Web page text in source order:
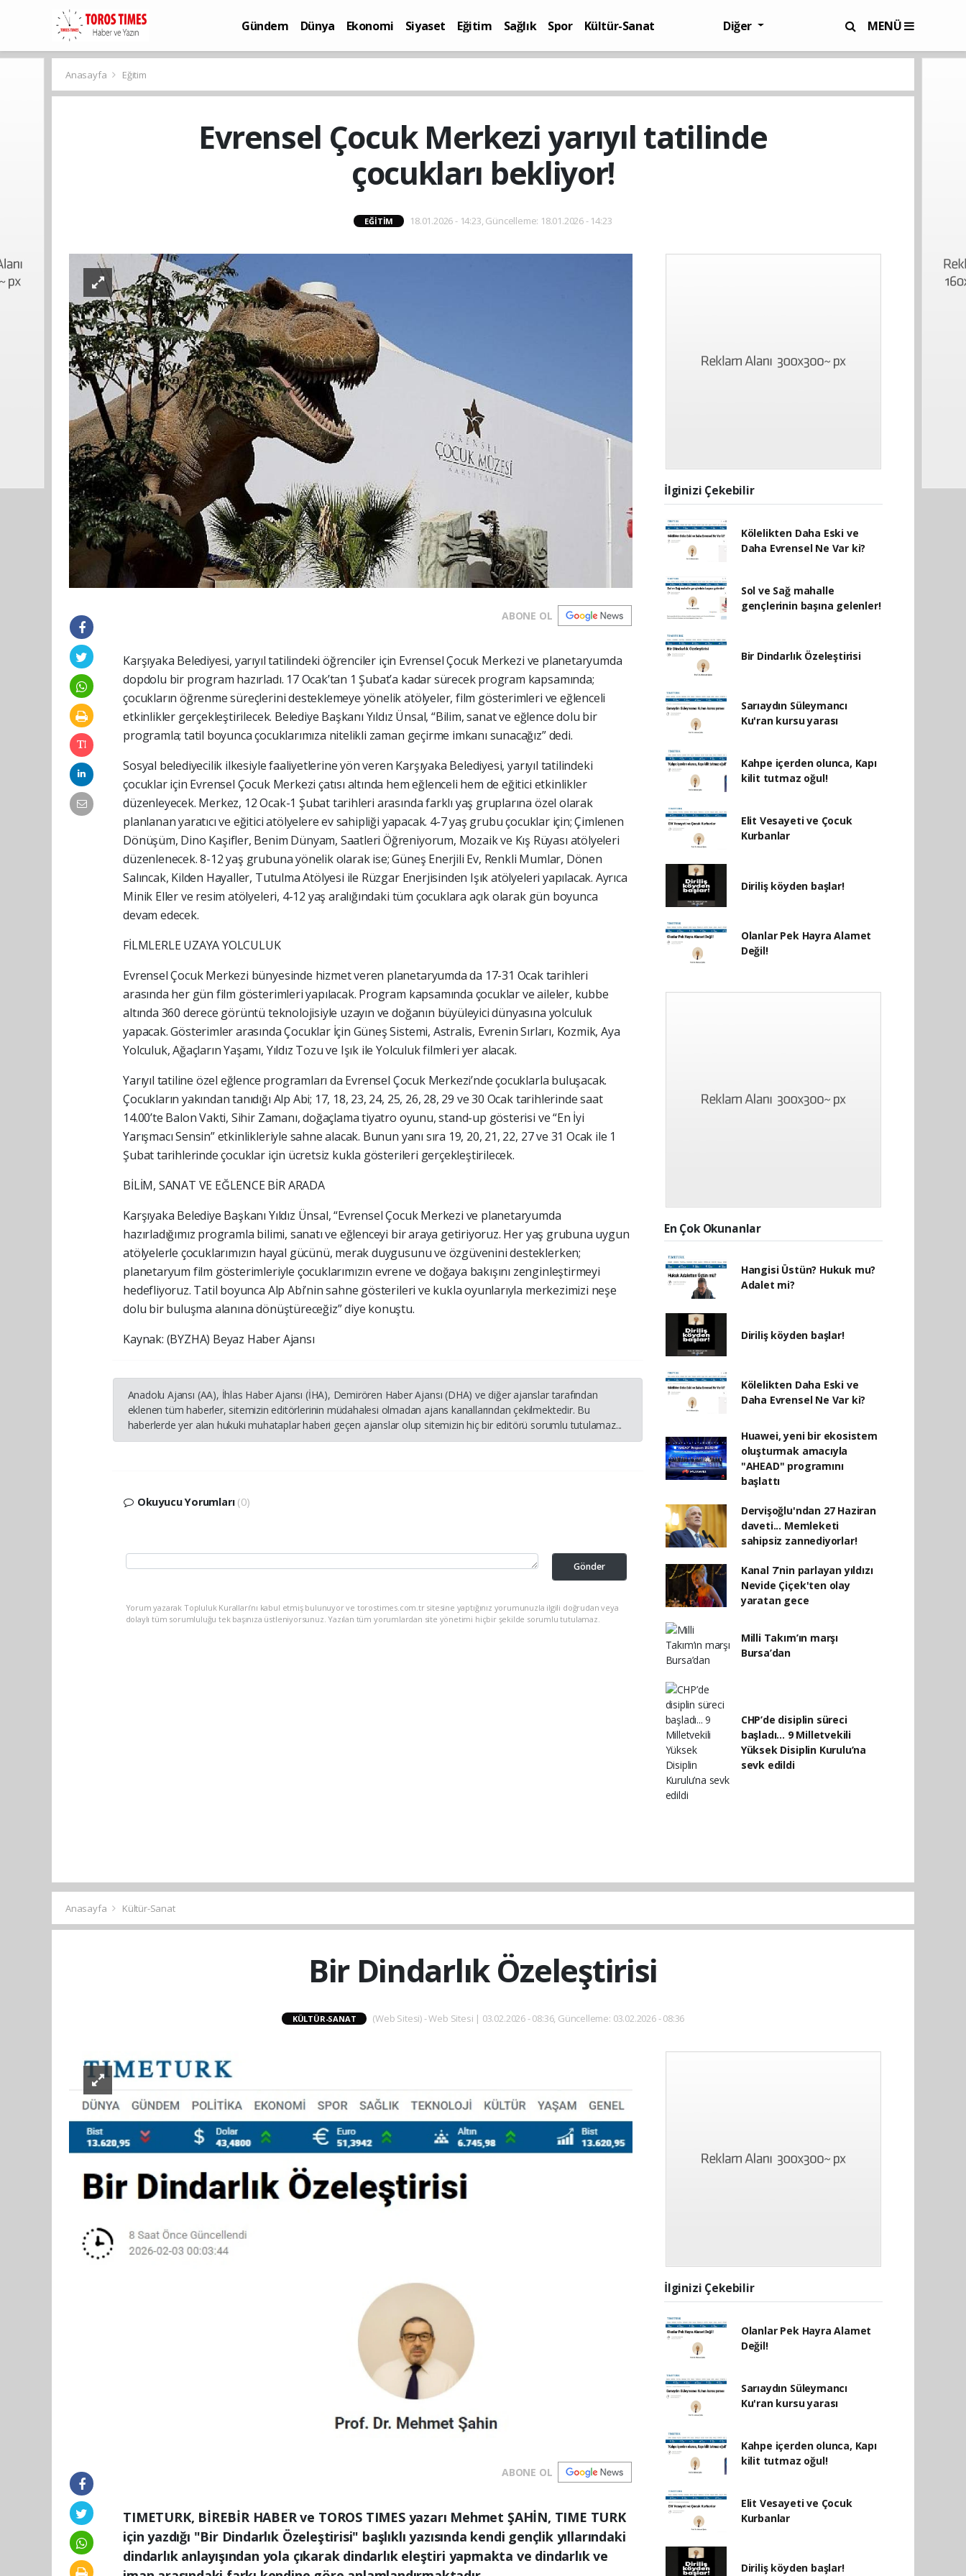
Gündem Dünya Ekonomi Siyaset Eğitim Sağlık Spor
Kültür-Sanat
Diğer MENÜ
Anasayfa Eğitim
Evrensel Çocuk Merkezi yarıyıl tatilinde
çocukları bekliyor!
EĞITIM 18.01.2026 - 14:23, Güncelleme: 18.01.2026 - 14:23
ABONE OL
Karşıyaka Belediyesi, yarıyıl tatilindeki öğrenciler için Evrensel Çocuk Merkezi ve planetaryumda
dopdolu bir program hazırladı. 17 Ocak’tan 1 Şubat’a kadar sürecek program kapsamında;
çocukların öğrenme süreçlerini desteklemeye yönelik atölyeler, film gösterimleri ve eğlenceli
etkinlikler gerçekleştirilecek. Belediye Başkanı Yıldız Ünsal, “Bilim, sanat ve eğlence dolu bir
programla; tatil boyunca çocuklarımıza nitelikli zaman geçirme imkanı sunacağız” dedi.
Sosyal belediyecilik ilkesiyle faaliyetlerine yön veren Karşıyaka Belediyesi, yarıyıl tatilindeki
çocuklar için Evrensel Çocuk Merkezi çatısı altında hem eğlenceli hem de eğitici etkinlikler
düzenleyecek. Merkez, 12 Ocak-1 Şubat tarihleri arasında farklı yaş gruplarına özel olarak
planlanan yaratıcı ve eğitici atölyelere ev sahipliği yapacak. 4-7 yaş grubu çocuklar için; Çimlenen
Dönüşüm, Dino Kaşifler, Benim Dünyam, Saatleri Öğreniyorum, Mozaik ve Kış Rüyası atölyeleri
düzenlenecek. 8-12 yaş grubuna yönelik olarak ise; Güneş Enerjili Ev, Renkli Mumlar, Dönen
Salıncak, Kilden Hayaller, Tutulma Atölyesi ile Rüzgar Enerjisinden Işık atölyeleri yapılacak. Ayrıca
Minik Eller ve resim atölyeleri, 4-12 yaş aralığındaki tüm çocuklara açık olarak gün boyunca
devam edecek.
FİLMLERLE UZAYA YOLCULUK
Evrensel Çocuk Merkezi bünyesinde hizmet veren planetaryumda da 17-31 Ocak tarihleri
arasında her gün film gösterimleri yapılacak. Program kapsamında çocuklar ve aileler, kubbe
altında 360 derece görüntü teknolojisiyle uzayın ve doğanın büyüleyici dünyasına yolculuk
yapacak. Gösterimler arasında Çocuklar İçin Güneş Sistemi, Astralis, Evrenin Sırları, Kozmik, Aya
Yolculuk, Ağaçların Yaşamı, Yıldız Tozu ve Işık ile Yolculuk filmleri yer alacak.
Yarıyıl tatiline özel eğlence programları da Evrensel Çocuk Merkezi’nde çocuklarla buluşacak.
Çocukların yakından tanıdığı Alp Abi; 17, 18, 23, 24, 25, 26, 28, 29 ve 30 Ocak tarihlerinde saat
14.00’te Balon Vakti, Sihir Zamanı, doğaçlama tiyatro oyunu, stand-up gösterisi ve “En İyi
Yarışmacı Sensin” etkinlikleriyle sahne alacak. Bunun yanı sıra 19, 20, 21, 22, 27 ve 31 Ocak ile 1
Şubat tarihlerinde çocuklar için ücretsiz kukla gösterileri gerçekleştirilecek.
BİLİM, SANAT VE EĞLENCE BİR ARADA
Karşıyaka Belediye Başkanı Yıldız Ünsal, “Evrensel Çocuk Merkezi ve planetaryumda
hazırladığımız programla bilimi, sanatı ve eğlenceyi bir araya getiriyoruz. Her yaş grubuna uygun
atölyelerle çocuklarımızın hayal gücünü, merak duygusunu ve özgüvenini desteklerken;
planetaryum film gösterimleriyle çocuklarımızın evrene ve doğaya bakışını zenginleştirmeyi
hedefliyoruz. Tatil boyunca Alp Abi’nin sahne gösterileri ve kukla oyunlarıyla merkezimizi neşe
dolu bir buluşma alanına dönüştüreceğiz” diye konuştu.
Kaynak: (BYZHA) Beyaz Haber Ajansı
Anadolu Ajansı (AA), İhlas Haber Ajansı (İHA), Demirören Haber Ajansı (DHA) ve diğer ajanslar tarafından
eklenen tüm haberler, sitemizin editörlerinin müdahalesi olmadan ajans kanallarından çekilmektedir. Bu
haberlerde yer alan hukuki muhataplar haberi geçen ajanslar olup sitemizin hiç bir editörü sorumlu tutulamaz...
Okuyucu Yorumları (0)
Gönder
Yorum yazarak Topluluk Kuralları’nı kabul etmiş bulunuyor ve torostimes.com.tr sitesine yaptığınız yorumunuzla ilgili doğrudan veya
dolaylı tüm sorumluluğu tek başınıza üstleniyorsunuz. Yazılan tüm yorumlardan site yönetimi hiçbir şekilde sorumlu tutulamaz.
İlginizi Çekebilir
Kölelikten Daha Eski ve
Daha Evrensel Ne Var ki?
Sol ve Sağ mahalle
gençlerinin başına gelenler!
Bir Dindarlık Özeleştirisi
Sarıaydın Süleymancı
Ku'ran kursu yarası
Kahpe içerden olunca, Kapı
kilit tutmaz oğul!
Elit Vesayeti ve Çocuk
Kurbanlar
Diriliş köyden başlar!
Olanlar Pek Hayra Alamet
Değil!
En Çok Okunanlar
Hangisi Üstün? Hukuk mu?
Adalet mi?
Diriliş köyden başlar!
Kölelikten Daha Eski ve
Daha Evrensel Ne Var ki?
Huawei, yeni bir ekosistem
oluşturmak amacıyla
"AHEAD" programını
başlattı
Dervişoğlu'ndan 27 Haziran
daveti... Memleketi
sahipsiz zannediyorlar!
Kanal 7’nin parlayan yıldızı
Nevide Çiçek'ten olay
yaratan gece
Milli Takım’ın marşı
Bursa’dan
CHP’de disiplin süreci
başladı... 9 Milletvekili
Yüksek Disiplin Kurulu’na
sevk edildi
Anasayfa Kültür-Sanat
Bir Dindarlık Özeleştirisi
KÜLTÜR-SANAT (Web Sitesi) - Web Sitesi | 03.02.2026 - 08:36, Güncelleme: 03.02.2026 - 08:36
ABONE OL
TIMETURK, BİREBİR HABER ve TOROS TIMES yazarı Mehmet ŞAHİN, TIME TURK
için yazdığı "Bir Dindarlık Özeleştirisi" başlıklı yazısında kendi gençlik yıllarındaki
dindarlık anlayışından yola çıkarak dindarlık eleştiri yapmakta ve dindarlık ve
İlginizi Çekebilir
Olanlar Pek Hayra Alamet
Değil!
Sarıaydın Süleymancı
Ku'ran kursu yarası
Kahpe içerden olunca, Kapı
kilit tutmaz oğul!
Elit Vesayeti ve Çocuk
Kurbanlar
Diriliş köyden başlar!